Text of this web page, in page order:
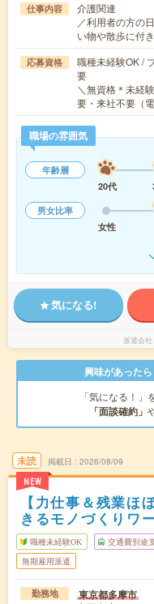
仕事内容
介護関連
／利用者の方の
い物や散歩に付
応募資格
職種未経験OK /
要
＼無資格＊未経
要・来社不要（
職場の雰囲気
年齢層
20代
男女比率
女性
気になる!
派遣会社
興味があった
「気になる！
「面談確約」
未読
NEW
掲載日 2026/08/09
【力仕事＆残業ほ
きるモノづくりワ
職種未経験OK 交通費別途
無期雇用派遣
勤務地 東京都多摩市